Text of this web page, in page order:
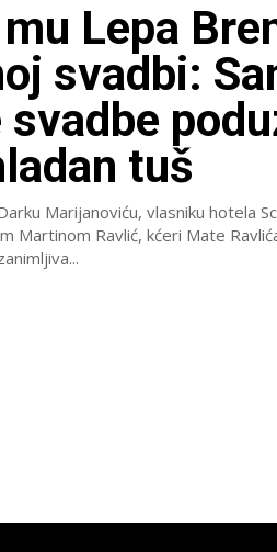
Lepa
svadbi:
svadbe
tuš
Marijanoviću, vlasniku hotela
Martinom Ravlić, kćeri Mate